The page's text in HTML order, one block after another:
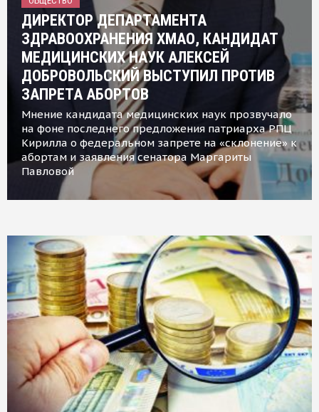
ДИРЕКТОР ДЕПАРТАМЕНТА
ЗДРАВООХРАНЕНИЯ ХМАО, КАНДИДАТ
МЕДИЦИНСКИХ НАУК АЛЕКСЕЙ
ДОБРОВОЛЬСКИЙ ВЫСТУПИЛ ПРОТИВ
ЗАПРЕТА АБОРТОВ
Мнение кандидата медицинских наук прозвучало
на фоне последнего предложения патриарха РПЦ
Кирилла о федеральном запрете на «склонение» к
абортам и заявления сенатора Маргариты
Павловой